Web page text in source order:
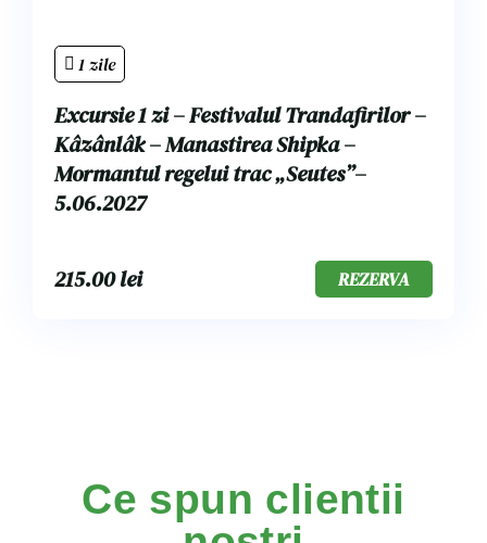
1 zile
Excursie 1 zi – Festivalul Trandafirilor –
Kâzânlâk – Manastirea Shipka –
Mormantul regelui trac „Seutes”–
5.06.2027
215.00lei REZERVA
Ce spun clientii